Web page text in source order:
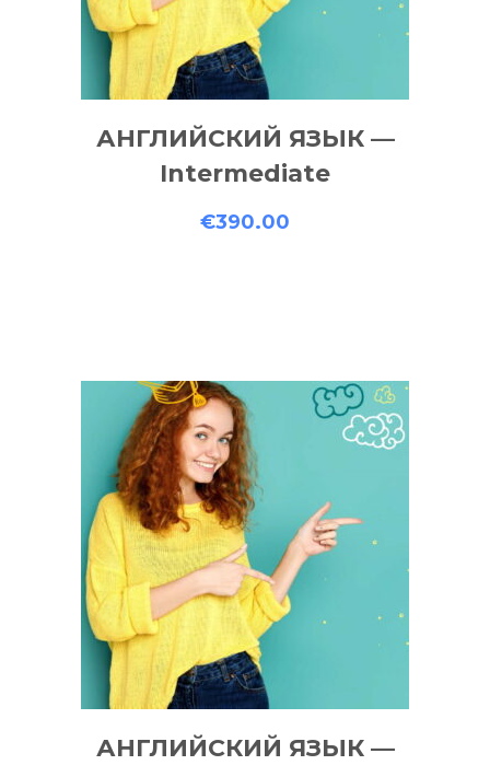
АНГЛИЙСКИЙ ЯЗЫК —
Intermediate
€390.00
АНГЛИЙСКИЙ ЯЗЫК —